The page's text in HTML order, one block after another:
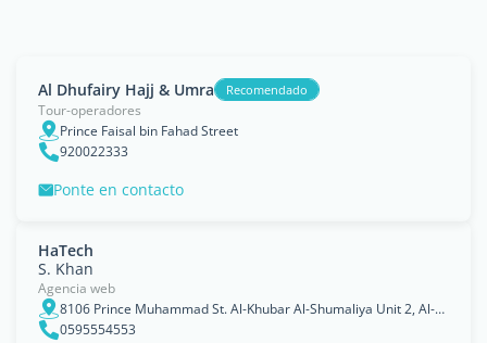
Al Dhufairy Hajj & Umra Recomendado
Tour-operadores
Prince Faisal bin Fahad Street
920022333
Ponte en contacto
HaTech
S. Khan
Agencia web
8106 Prince Muhammad St. Al-Khubar Al-Shumaliya Unit 2, Al-Khubar 34425-3499, Khobar, Eastern Province
0595554553